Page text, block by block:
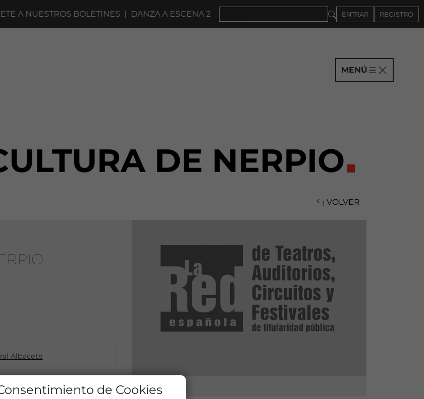
A NUESTROS BOLETINES|DANZA A ESCENA 2027 · CONVOCATORIA A COMPAÑÍAS HASTA EL 4DE
ENTRAR REGISTRO
MENÚ
DE NERPIO
VOLVER
Albacete
de Cookies